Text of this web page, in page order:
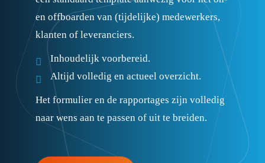
en offboarden van (tijdelijke) medewerkers,
klanten of leveranciers.
Inhoudelijk voorbereid.
Altijd volledig en actueel overzicht.
Het formulier en de rapportages zijn volledig
naar wens aan te passen of uit te breiden.